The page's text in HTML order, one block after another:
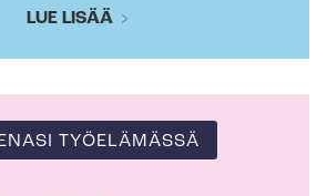
LUE LISÄÄ
TYÖELÄMÄSSÄ